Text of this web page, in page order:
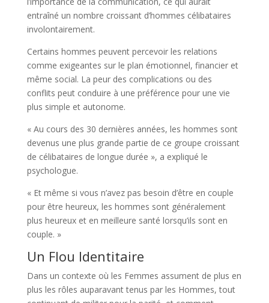
entraîné un nombre croissant d’hommes célibataires
involontairement.
Certains hommes peuvent percevoir les relations
comme exigeantes sur le plan émotionnel, financier et
même social. La peur des complications ou des
conflits peut conduire à une préférence pour une vie
plus simple et autonome.
« Au cours des 30 dernières années, les hommes sont
devenus une plus grande partie de ce groupe croissant
de célibataires de longue durée », a expliqué le
psychologue.
« Et même si vous n’avez pas besoin d’être en couple
pour être heureux, les hommes sont généralement
plus heureux et en meilleure santé lorsqu’ils sont en
couple. »
Un Flou Identitaire
Dans un contexte où les Femmes assument de plus en
plus les rôles auparavant tenus par les Hommes, tout